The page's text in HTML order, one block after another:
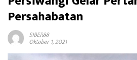
Persahabatan
SIBER88
Oktober 1, 2021